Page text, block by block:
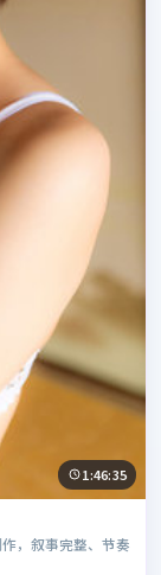
1:46:35
，叙事完整、节奏